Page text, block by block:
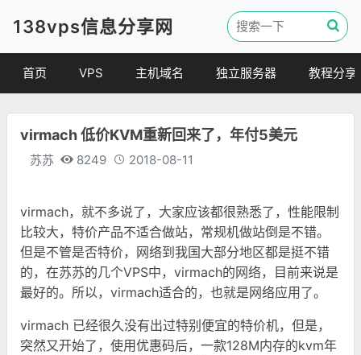
138vps信息分享网
首页 VPS
便宜VPS
VPS评测
主机域名
虚拟主机
独立服务器 教程分享
virmach 低价KVM重新回来了，年付5美元
苏苏 8249 2018-08-11
virmach，就不多说了，大家应该都很熟悉了，性能限制
比较大，特价产品不适合做站，常规机做站倒是不错。
但是不管是否特价，网络到我国大部分地区都是挺不错
的，在苏苏的几个VPS中，virmach的网络，目前来说是
最好的。所以，virmach适合的，也就是网络应用了。
virmach 已经很久没有出过特别便宜的特价机，但是，
突然又开始了，使用优惠码后，一款128M内存的kvm年